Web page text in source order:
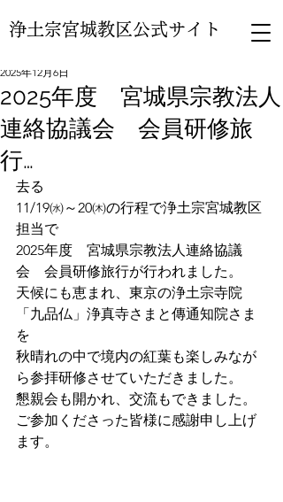
浄土宗宮城教区公式サイト
2025年度 宮城県宗教法人
連絡協議会 会員研修旅
行…
2025年12月6日
去る
11/19㈬～20㈭の行程で浄土宗宮城教区
担当で
2025年度　宮城県宗教法人連絡協議
会　会員研修旅行が行われました。
天候にも恵まれ、東京の浄土宗寺院
「九品仏」浄真寺さまと傳通知院さま
を
秋晴れの中で境内の紅葉も楽しみなが
ら参拝研修させていただきました。
懇親会も開かれ、交流もできました。
ご参加くださった皆様に感謝申し上げ
ます。